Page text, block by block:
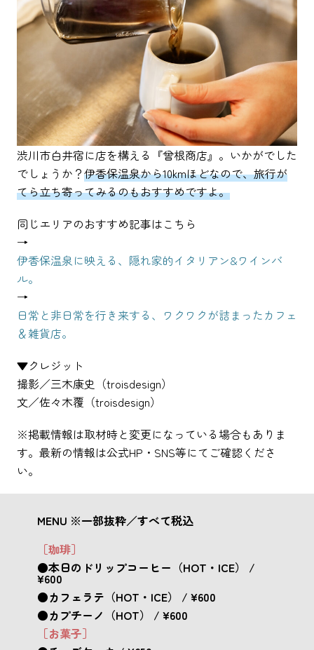
渋川市白井宿に店を構える『曾根商店』。いかがでした
でしょうか？伊香保温泉から10kmほどなので、旅行が
てら立ち寄ってみるのもおすすめですよ。
同じエリアのおすすめ記事はこちら
→
伊香保温泉に映える、隠れ家的イタリアン&ワインバ
ル。
→
日常と非日常を行き来する、ワクワクが詰まったカフェ
＆雑貨店。
▼クレジット
撮影／三木康史（troisdesign）
文／佐々木覆（troisdesign）
※掲載情報は取材時と変更になっている場合もありま
す。最新の情報は公式HP・SNS等にてご確認くださ
い。
MENU ※一部抜粋／すべて税込
［珈琲］
●本日のドリップコーヒー（HOT・ICE） /
¥600
●カフェラテ（HOT・ICE） / ¥600
●カプチーノ（HOT） / ¥600
［お菓子］